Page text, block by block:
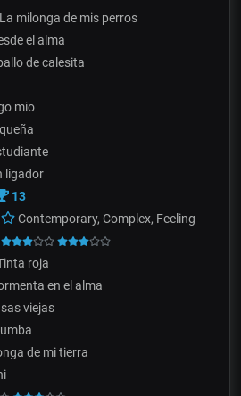
La milonga de mis perros
el alma
de calesita
mio
ligador
13
Contemporary, Complex, Feeling
roja
en el alma
viejas
de mi tierra